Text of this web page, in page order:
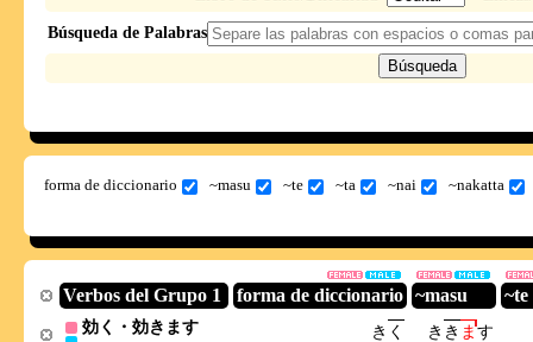
Búsqueda de Palabras
forma de diccionario ~masu ~te ~ta ~nai ~nakatta
Verbos del Grupo 1 forma de diccionario ~masu ~te
効く・効きます き く き き ます